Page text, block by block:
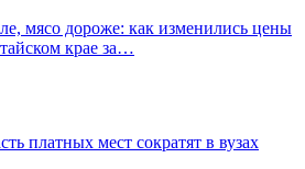
мясо дороже: как изменились цены
крае за…
платных мест сократят в вузах